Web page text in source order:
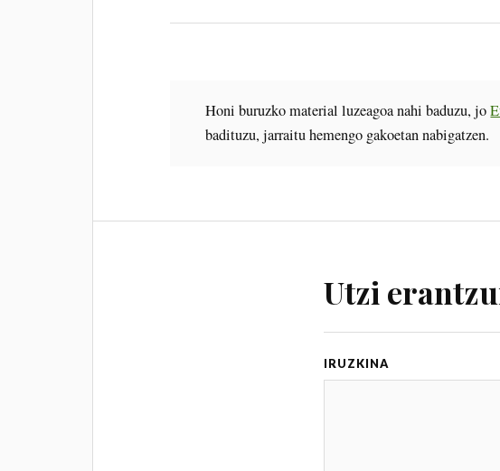
Honi buruzko material luzeagoa nahi baduzu, jo
badituzu, jarraitu hemengo gakoetan nabigatzen.
Utzi
IRUZKIN